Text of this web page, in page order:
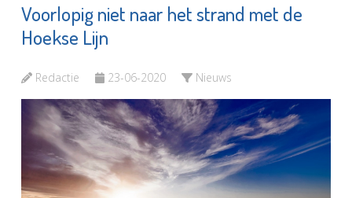
Voorlopig niet naar het strand met de
Hoekse Lijn
Redactie 23-06-2020 Nieuws